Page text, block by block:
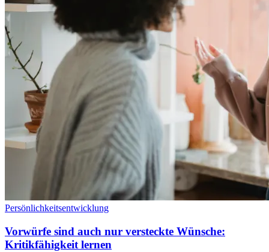
Persönlichkeitsentwicklung
Vorwürfe sind auch nur versteckte Wünsche:
Kritikfähigkeit lernen